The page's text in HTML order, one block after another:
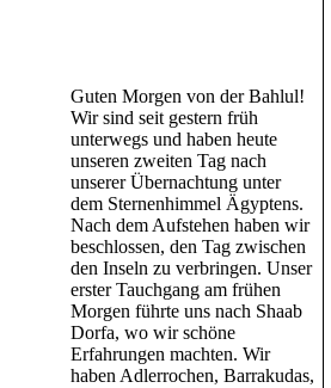
Guten Morgen von der Bahlul!
Wir sind seit gestern früh
unterwegs und haben heute
unseren zweiten Tag nach
unserer Übernachtung unter
dem Sternenhimmel Ägyptens.
Nach dem Aufstehen haben wir
beschlossen, den Tag zwischen
den Inseln zu verbringen. Unser
erster Tauchgang am frühen
Morgen führte uns nach Shaab
Dorfa, wo wir schöne
Erfahrungen machten. Wir
haben Adlerrochen, Barrakudas,